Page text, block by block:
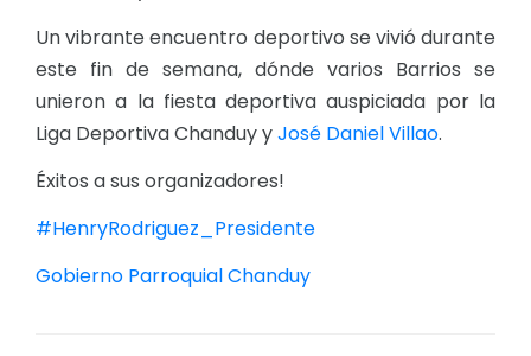
Un vibrante encuentro deportivo se vivió durante
este fin de semana, dónde varios Barrios se
unieron a la fiesta deportiva auspiciada por la
Liga Deportiva Chanduy yJosé Daniel Villao.
Éxitos a sus organizadores!
#HenryRodriguez_Presidente
Gobierno Parroquial Chanduy